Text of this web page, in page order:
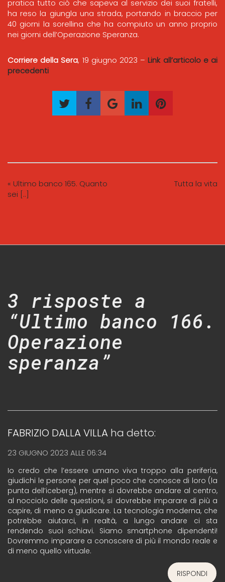
pratica tutto ciò che sapeva al servizio dei suoi fratelli,
ha reso la giungla una strada, portando in braccio per
40 giorni la sorellina che ha compiuto un anno proprio
nei giorni dell’Operazione Speranza.
Corriere della Sera, 19 giugno 2023 – Link all’articolo e ai
precedenti
« Ultimo banco 165. Quanto
sei [..]
Tutta la vita
3 risposte a
“Ultimo banco 166.
Operazione
speranza”
FABRIZIO DALLA VILLA ha detto:
23 GIUGNO 2023 ALLE 06:34
Io credo che l’essere umano viva troppo alla periferia,
giudichi le persone per quel poco che conosce di loro (la
punta dell’iceberg), mentre si dovrebbe andare al centro,
al nocciolo delle questioni, si dovrebbe imparare di più a
capire, di meno a giudicare. La tecnologia moderna, che
potrebbe aiutarci, in realtà, a lungo andare ci sta
rendendo suoi schiavi. Siamo smartphone dipendenti!
Dovremmo imparare a conoscere di più il mondo reale e
di meno quello virtuale.
RISPONDI